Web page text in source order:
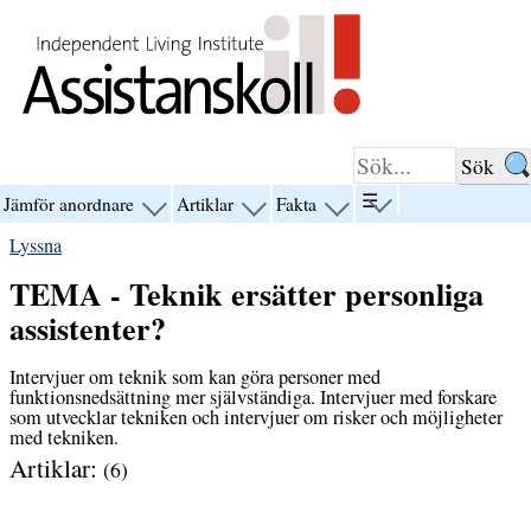
Jämför anordnare visa
anordnare”
Artiklar visa Fakta visa
☰visa
menyn
Lyssna
TEMA - Teknik ersätter personliga
assistenter?
Intervjuer om teknik som kan göra personer med
funktionsnedsättning mer självständiga. Intervjuer med forskare
som utvecklar tekniken och intervjuer om risker och möjligheter
med tekniken.
Artiklar:(6)